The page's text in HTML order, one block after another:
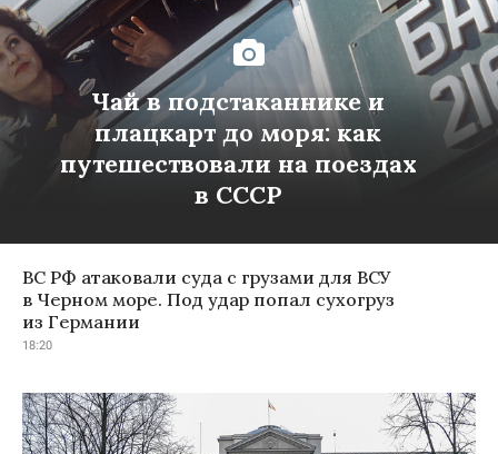
Чай в подстаканнике и
плацкарт до моря: как
путешествовали на поездах
в СССР
ВС РФ атаковали суда с грузами для ВСУ
в Черном море. Под удар попал сухогруз
из Германии
18:20